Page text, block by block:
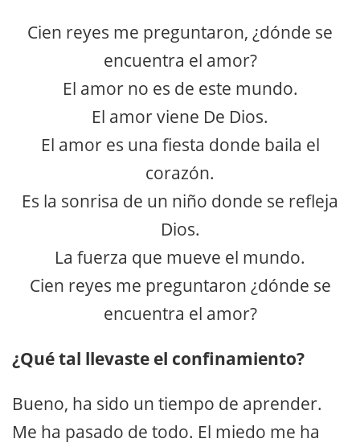
Cien reyes me preguntaron, ¿dónde se
encuentra el amor?
El amor no es de este mundo.
El amor viene De Dios.
El amor es una fiesta donde baila el
corazón.
Es la sonrisa de un niño donde se refleja
Dios.
La fuerza que mueve el mundo.
Cien reyes me preguntaron ¿dónde se
encuentra el amor?
¿Qué tal llevaste el confinamiento?
Bueno, ha sido un tiempo de aprender.
Me ha pasado de todo. El miedo me ha